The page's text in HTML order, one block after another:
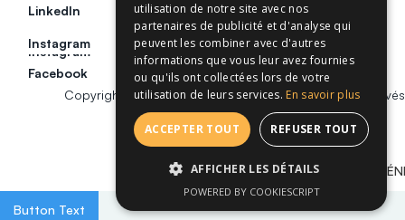
LinkedIn
Instagram
Facebook
LinkedIn
Instagram
Copyright © 2026. IÉSEG CONSEIL. Tous droits
CONDITIONS
Button Text
utilisation de notre site avec nos
partenaires de publicité et d'analyse qui
peuvent les combiner avec d'autres
informations que vous leur avez fournies
ou qu'ils ont collectées lors de votre
utilisation de leurs services. En savoir plus
ACCEPTER TOUT REFUSER TOUT
AFFICHER LES DÉTAILS
POWERED BY COOKIESCRIPT